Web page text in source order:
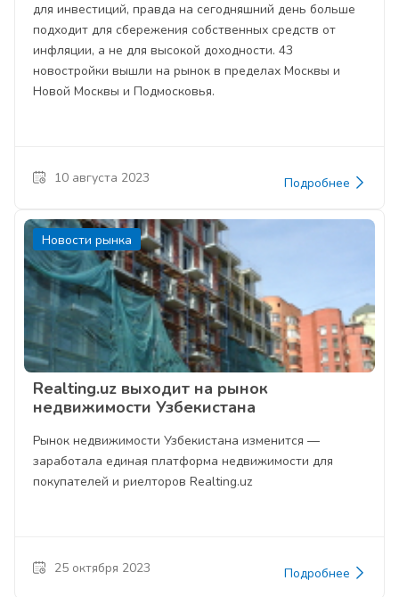
для инвестиций, правда на сегодняшний день больше
подходит для сбережения собственных средств от
инфляции, а не для высокой доходности. 43
новостройки вышли на рынок в пределах Москвы и
Новой Москвы и Подмосковья.
10 августа 2023 Подробнее
Новости рынка
Realting.uz выходит на рынок
недвижимости Узбекистана
Рынок недвижимости Узбекистана изменится —
заработала единая платформа недвижимости для
покупателей и риелторов Realting.uz
25 октября 2023 Подробнее